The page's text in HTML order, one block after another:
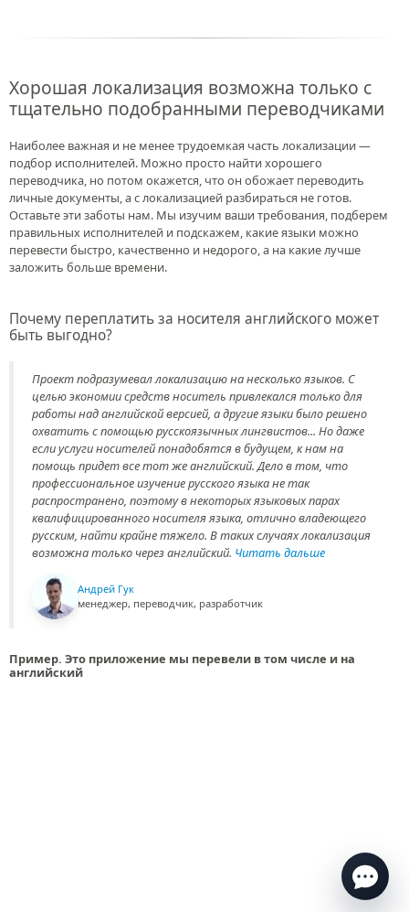
Хорошая локализация возможна только с
тщательно подобранными переводчиками
Наиболее важная и не менее трудоемкая часть локализации —
подбор исполнителей. Можно просто найти хорошего
переводчика, но потом окажется, что он обожает переводить
личные документы, а с локализацией разбираться не готов.
Оставьте эти заботы нам. Мы изучим ваши требования, подберем
правильных исполнителей и подскажем, какие языки можно
перевести быстро, качественно и недорого, а на какие лучше
заложить больше времени.
Почему переплатить за носителя английского может
быть выгодно?
Проект подразумевал локализацию на несколько языков. С
целью экономии средств носитель привлекался только для
работы над английской версией, а другие языки было решено
охватить с помощью русскоязычных лингвистов... Но даже
если услуги носителей понадобятся в будущем, к нам на
помощь придет все тот же английский. Дело в том, что
профессиональное изучение русского языка не так
распространено, поэтому в некоторых языковых парах
квалифицированного носителя языка, отлично владеющего
русским, найти крайне тяжело. В таких случаях локализация
возможна только через английский. Читать дальше
Андрей Гук
менеджер, переводчик, разработчик
Пример. Это приложение мы перевели в том числе и на
английский